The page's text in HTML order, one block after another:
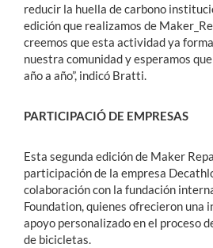
reducir la huella de carbono
edición que realizamos de
creemos que esta actividad ya
nuestra comunidad y esperamos
año a año”, indicó Bratti.
PARTICIPACIÓ DE EMPRESAS
Esta segunda edición de Maker
participación de la empresa
colaboración con la fundación
Foundation, quienes ofrecieron una
apoyo personalizado en el proceso
de bicicletas.